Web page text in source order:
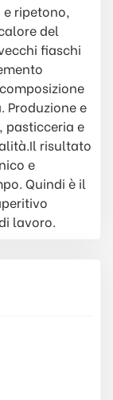
ripetono,
del
fiaschi
e
pasticceria e
risultato
e
Quindi è il
lavoro.